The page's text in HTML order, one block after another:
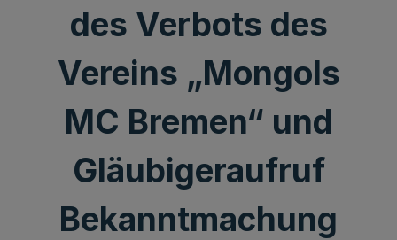
des Verbots des
Vereins „Mongols
MC Bremen“ und
Gläubigeraufruf
Bekanntmachung